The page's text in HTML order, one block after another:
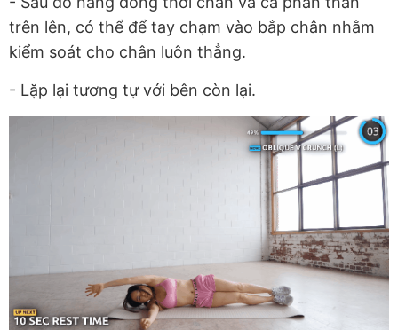
trên lên, có thể để tay chạm vào bắp chân nhằm
kiểm soát cho chân luôn thẳng.
- Lặp lại tương tự với bên còn lại.